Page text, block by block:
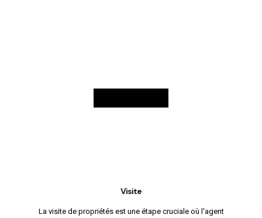
Visite
La visite de propriétés est une étape cruciale où l'agent